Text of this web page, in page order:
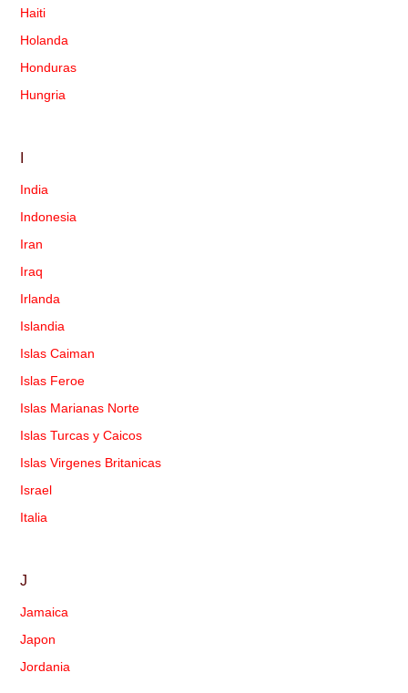
Haiti
Holanda
Honduras
Hungria
India
Indonesia
Iran
Iraq
Irlanda
Islandia
Islas Caiman
Islas Feroe
Islas Marianas Norte
Islas Turcas y Caicos
Islas Virgenes Britanicas
Israel
Italia
J
Jamaica
Japon
Jordania